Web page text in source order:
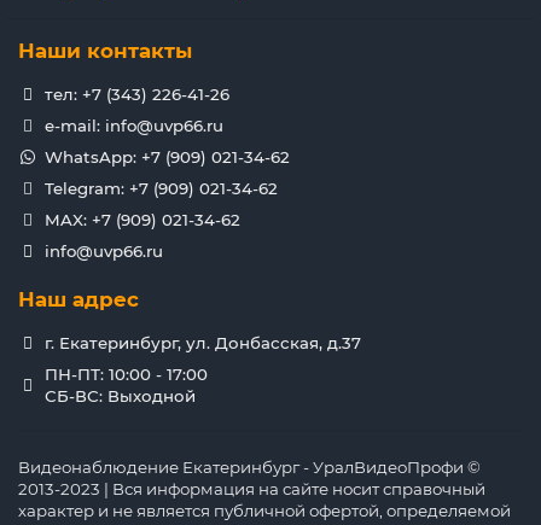
Наши контакты
тел: +7 (343) 226-41-26
e-mail: info@uvp66.ru
WhatsApp: +7 (909) 021-34-62
Telegram: +7 (909) 021-34-62
MAX: +7 (909) 021-34-62
info@uvp66.ru
Наш адрес
г. Екатеринбург, ул. Донбасская, д.37
ПН-ПТ: 10:00 - 17:00
СБ-ВС: Выходной
Видеонаблюдение Екатеринбург - УралВидеоПрофи ©
2013-2023 | Вся информация на сайте носит справочный
характер и не является публичной офертой, определяемой